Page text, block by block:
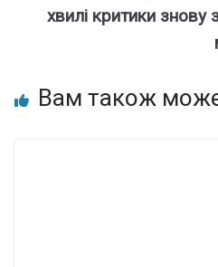
хвилі критики знову
Вам також